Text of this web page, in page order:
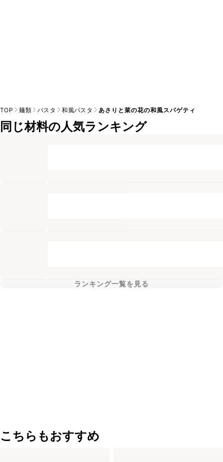
TOP 麺類 パスタ 和風パスタ あさりと菜の花の和風スパゲティ
同じ材料の人気ランキング
ランキング一覧を見る
こちらもおすすめ